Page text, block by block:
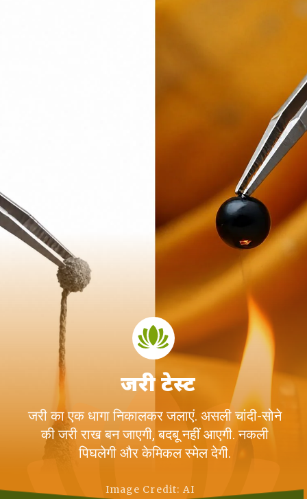
जरी टेस्ट
जरी का एक धागा निकालकर जलाएं. असली चांदी-सोने
की जरी राख बन जाएगी, बदबू नहीं आएगी. नकली
पिघलेगी और केमिकल स्मेल देगी.
Image Credit: AI